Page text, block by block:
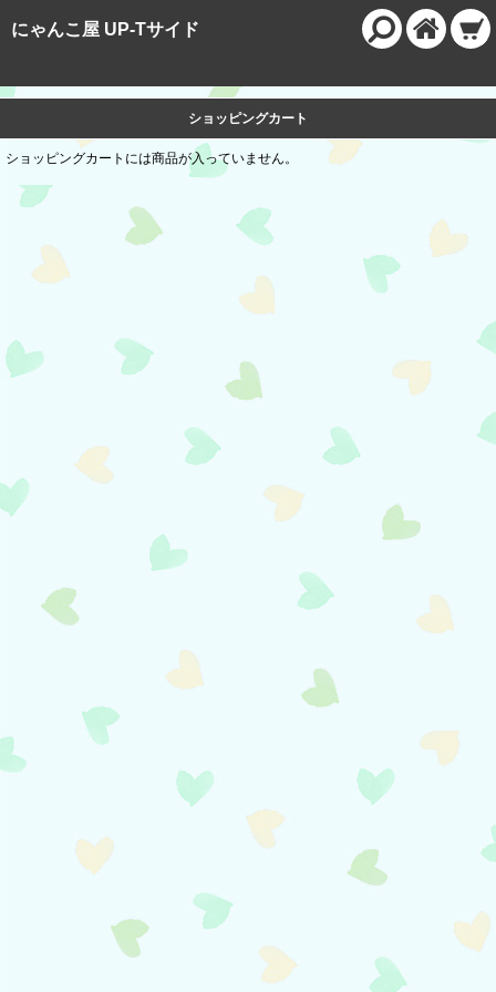
にゃんこ屋 UP-Tサイド
ショッピングカート
ショッピングカートには商品が入っていません。